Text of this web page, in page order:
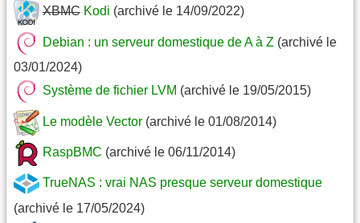
XBMC Kodi (archivé le 14/09/2022)
Debian : un serveur domestique de A à Z (archivé le
03/01/2024)
Système de fichier LVM (archivé le 19/05/2015)
Le modèle Vector (archivé le 01/08/2014)
RaspBMC (archivé le 06/11/2014)
TrueNAS : vrai NAS presque serveur domestique
(archivé le 17/05/2024)